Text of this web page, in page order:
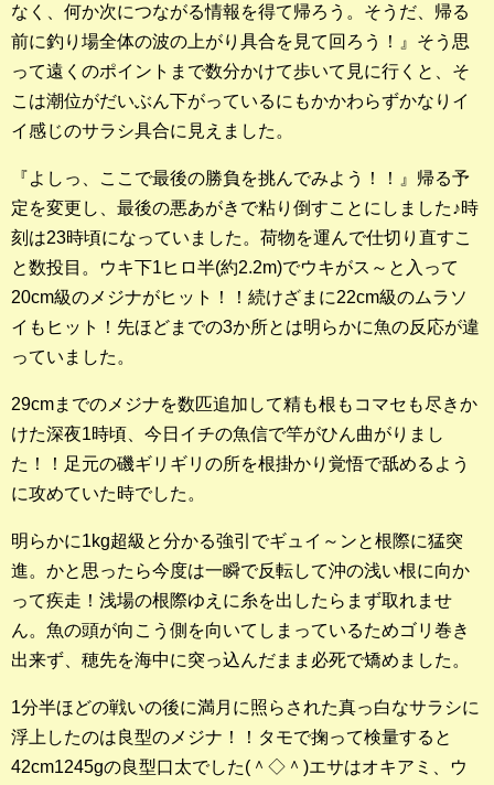
なく、何か次につながる情報を得て帰ろう。そうだ、帰る
前に釣り場全体の波の上がり具合を見て回ろう！』そう思
って遠くのポイントまで数分かけて歩いて見に行くと、そ
こは潮位がだいぶん下がっているにもかかわらずかなりイ
イ感じのサラシ具合に見えました。
『よしっ、ここで最後の勝負を挑んでみよう！！』帰る予
定を変更し、最後の悪あがきで粘り倒すことにしました♪時
刻は23時頃になっていました。荷物を運んで仕切り直すこ
と数投目。ウキ下1ヒロ半(約2.2m)でウキがス～と入って
20cm級のメジナがヒット！！続けざまに22cm級のムラソ
イもヒット！先ほどまでの3か所とは明らかに魚の反応が違
っていました。
29cmまでのメジナを数匹追加して精も根もコマセも尽きか
けた深夜1時頃、今日イチの魚信で竿がひん曲がりまし
た！！足元の磯ギリギリの所を根掛かり覚悟で舐めるよう
に攻めていた時でした。
明らかに1kg超級と分かる強引でギュイ～ンと根際に猛突
進。かと思ったら今度は一瞬で反転して沖の浅い根に向か
って疾走！浅場の根際ゆえに糸を出したらまず取れませ
ん。魚の頭が向こう側を向いてしまっているためゴリ巻き
出来ず、穂先を海中に突っ込んだまま必死で矯めました。
1分半ほどの戦いの後に満月に照らされた真っ白なサラシに
浮上したのは良型のメジナ！！タモで掬って検量すると
42cm1245gの良型口太でした(＾◇＾)エサはオキアミ、ウ